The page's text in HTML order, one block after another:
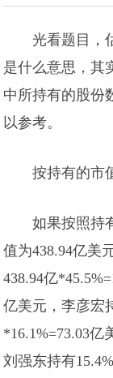
光看题目，
是什么意思，其
中所持有的股份
以参考。
按持有的市
如果按照持
值为438.94亿美
438.94亿
亿美元，李彦宏
*16.1%=73.03亿
刘强东持有